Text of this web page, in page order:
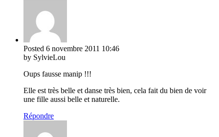
Posted 6 novembre 2011 10:46
by SylvieLou
Oups fausse manip !!!
Elle est très belle et danse très bien, cela fait du bien de voir
une fille aussi belle et naturelle.
Répondre